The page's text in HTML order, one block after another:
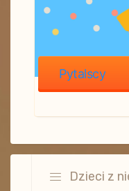
Pytalscy
Dzieci z